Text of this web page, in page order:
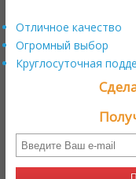
Отличное качество
Огромный выбор
Круглосуточная